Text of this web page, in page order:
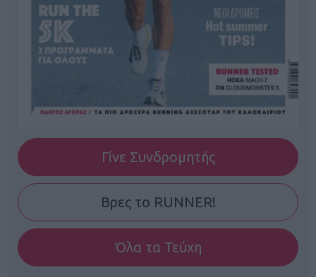
Γίνε Συνδρομητής
Βρες το RUNNER!
Όλα τα Τεύχη